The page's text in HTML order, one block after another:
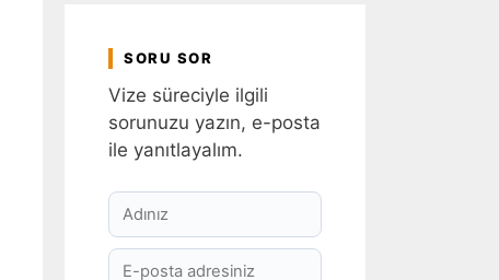
SORU SOR
Vize süreciyle ilgili
sorunuzu yazın, e-posta
ile yanıtlayalım.